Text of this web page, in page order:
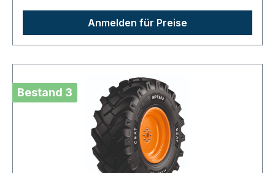
Anmelden für Preise
Bestand 3